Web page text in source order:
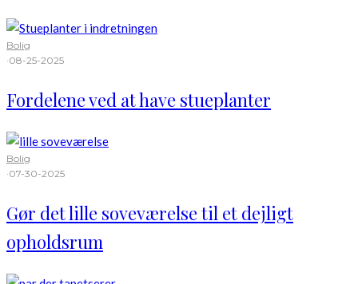
Bolig
·08-25-2025
Fordelene ved at have stueplanter
Bolig
·07-30-2025
Gør det lille soveværelse til et dejligt
opholdsrum